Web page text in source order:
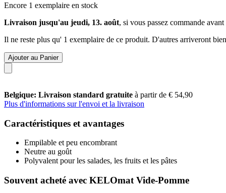
Encore 1 exemplaire en stock
Livraison jusqu'au jeudi, 13. août, si vous passez commande
Il ne reste plus qu' 1 exemplaire de ce produit. D'autres arriveront
Ajouter au Panier
Belgique: Livraison standard gratuite à partir de € 54,90
Plus d'informations sur l'envoi et la livraison
Caractéristiques et avantages
Empilable et peu encombrant
Neutre au goût
Polyvalent pour les salades, les fruits et les pâtes
Souvent acheté avec KELOmat Vide-Pomme